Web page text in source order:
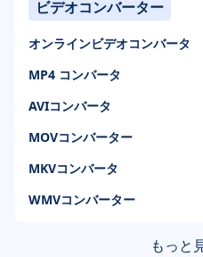
ビデオコンバーター
オンラインビデオコンバータ
MP4 コンバータ
AVIコンバータ
MOVコンバーター
MKVコンバータ
WMVコンバーター
もっと